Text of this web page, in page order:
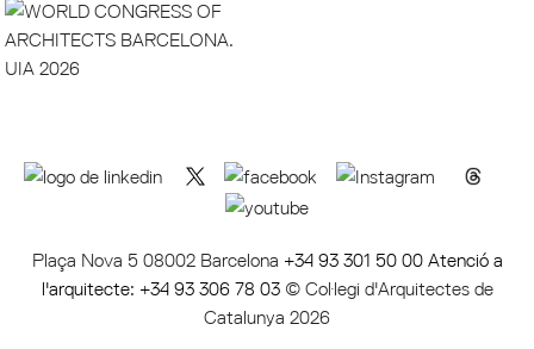
Plaça Nova 5 08002 Barcelona +34 93 301 50 00 Atenció a
l'arquitecte: +34 93 306 78 03 © Col·legi d'Arquitectes de
Catalunya 2026